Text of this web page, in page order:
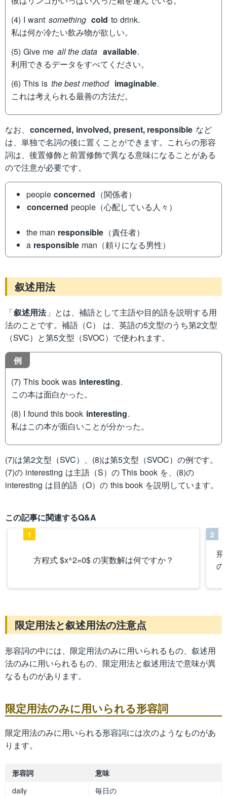
(4) I want something cold to drink.
私は何か冷たい飲み物が欲しい。
(5) Give me all the data available.
利用できるデータをすべてください。
(6) This is the best method imaginable.
これは考えられる最善の方法だ。
なお、 concerned, involved, present, responsible など
は、単独で名詞の後に置くことができます。これらの形容
詞は、後置修飾と前置修飾で異なる意味になることがある
ので注意が必要です。
people concerned （関係者）
concerned people（心配している人々）
the man responsible （責任者）
a responsible man（頼りになる男性）
叙述用法
「叙述用法 」とは、補語として主語や目的語を説明する用
法のことです。補語（C） は、英語の5文型のうち第2文型
（SVC）と第5文型（SVOC）で使われます。
例
(7) This book was interesting.
この本は面白かった。
(8) I found this book interesting.
私はこの本が面白いことが分かった。
(7)は第2文型（SVC）、(8)は第5文型（SVOC）の例です。
(7)の interesting は主語（S）の This book を、(8)の
interesting は目的語（O）の this book を説明しています。
この記事に関連するQ&A
方程式 $x^2=0$ の実数解は何ですか？
1
飛
の
2
限定用法と叙述用法の注意点
形容詞の中には、限定用法のみに用いられるもの、叙述用
法のみに用いられるもの、限定用法と叙述用法で意味が異
なるものがあります。
限定用法のみに用いられる形容詞
限定用法のみに用いられる形容詞には次のようなものがあ
ります。
形容詞
意味
daily
毎日の